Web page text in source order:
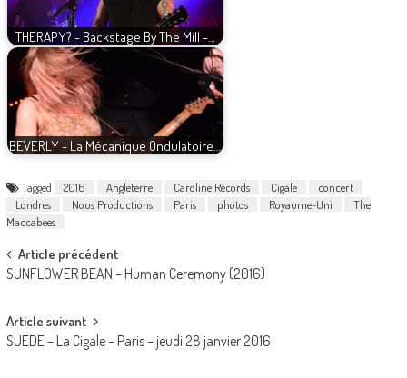
THERAPY? - Backstage By The Mill -…
BEVERLY - La Mécanique Ondulatoire…
Tagged 2016 Angleterre Caroline Records Cigale
concert
Londres
Nous Productions Paris photos Royaume-Uni
The
Maccabees
Post
navigation
Article précédent
SUNFLOWER BEAN – Human Ceremony (2016)
Article suivant
SUEDE – La Cigale – Paris – jeudi 28 janvier 2016